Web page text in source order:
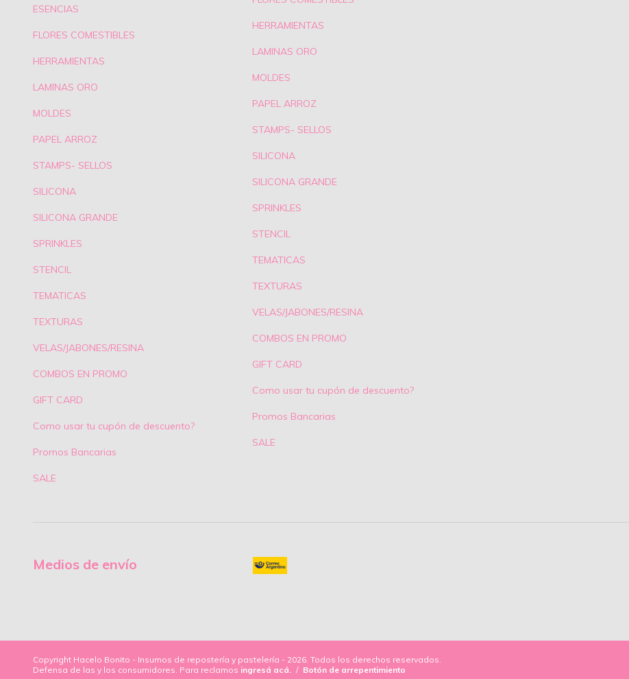
ESENCIAS
FLORES COMESTIBLES
HERRAMIENTAS
LAMINAS ORO
MOLDES
PAPEL ARROZ
STAMPS- SELLOS
SILICONA
SILICONA GRANDE
SPRINKLES
STENCIL
TEMATICAS
TEXTURAS
VELAS/JABONES/RESINA
COMBOS EN PROMO
GIFT CARD
Como usar tu cupón de descuento?
Promos Bancarias
SALE
HERRAMIENTAS
LAMINAS ORO
MOLDES
PAPEL ARROZ
STAMPS- SELLOS
SILICONA
SILICONA GRANDE
SPRINKLES
STENCIL
TEMATICAS
TEXTURAS
VELAS/JABONES/RESINA
COMBOS EN PROMO
GIFT CARD
Como usar tu cupón de descuento?
Promos Bancarias
SALE
Medios de envío
Copyright Hacelo Bonito - Insumos de repostería y pastelería - 2026. Todos los derechos reservados.
Defensa de las y los consumidores. Para reclamos ingresá acá. / Botón de arrepentimiento